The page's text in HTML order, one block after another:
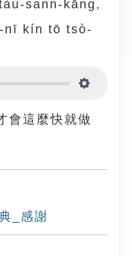
sann-kāng,
nī kín tō tsò-
會這麼快就做
_感謝